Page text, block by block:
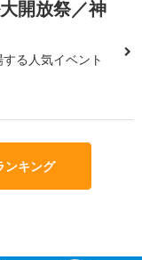
開放祭／神
る人気イベント
ンキング